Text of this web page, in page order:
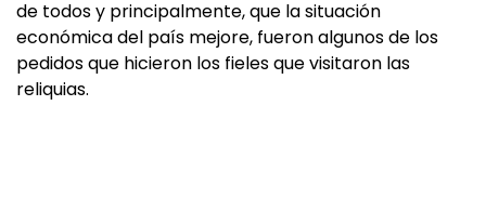
de todos y principalmente, que la situación
económica del país mejore, fueron algunos de los
pedidos que hicieron los fieles que visitaron las
reliquias.